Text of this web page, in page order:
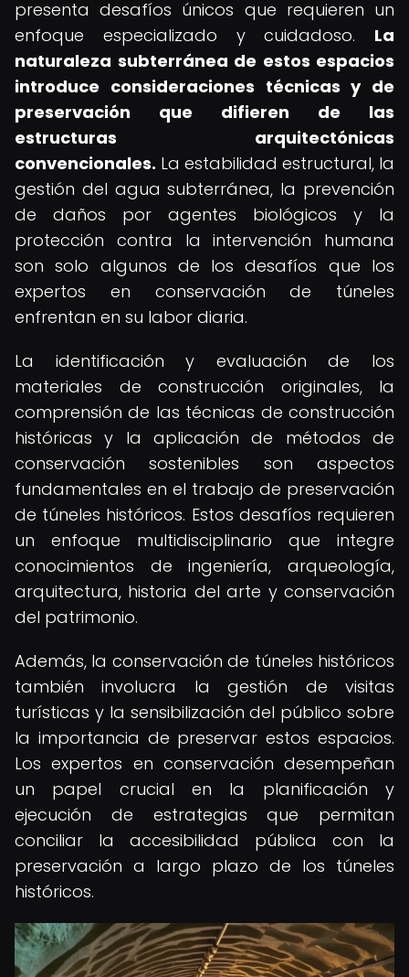
presenta desafíos únicos que requieren un
enfoque especializado y cuidadoso. La
naturaleza subterránea de estos espacios
introduce consideraciones técnicas y de
preservación que difieren de las
estructuras arquitectónicas
convencionales. La estabilidad estructural, la
gestión del agua subterránea, la prevención
de daños por agentes biológicos y la
protección contra la intervención humana
son solo algunos de los desafíos que los
expertos en conservación de túneles
enfrentan en su labor diaria.
La identificación y evaluación de los
materiales de construcción originales, la
comprensión de las técnicas de construcción
históricas y la aplicación de métodos de
conservación sostenibles son aspectos
fundamentales en el trabajo de preservación
de túneles históricos. Estos desafíos requieren
un enfoque multidisciplinario que integre
conocimientos de ingeniería, arqueología,
arquitectura, historia del arte y conservación
del patrimonio.
Además, la conservación de túneles históricos
también involucra la gestión de visitas
turísticas y la sensibilización del público sobre
la importancia de preservar estos espacios.
Los expertos en conservación desempeñan
un papel crucial en la planificación y
ejecución de estrategias que permitan
conciliar la accesibilidad pública con la
preservación a largo plazo de los túneles
históricos.